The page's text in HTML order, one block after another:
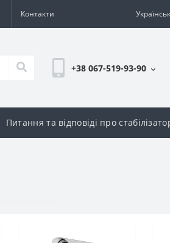
Контакти
+38 067-519-93-90
Питання та відповіді про